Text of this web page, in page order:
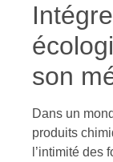
son
Dans un
produits
l’intimité des